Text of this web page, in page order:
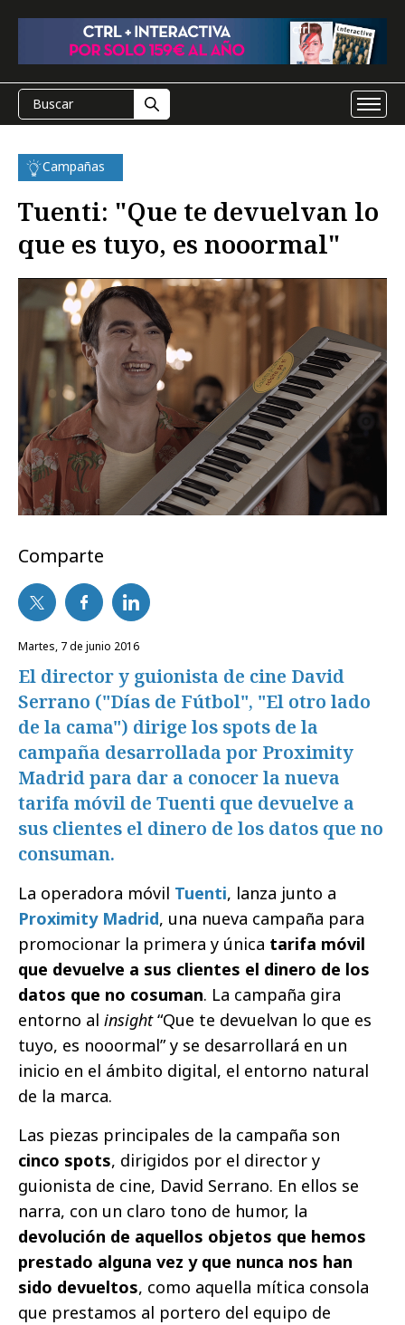
Campañas
Tuenti: "Que te devuelvan lo
que es tuyo, es nooormal"
Comparte
martes, 7 de junio 2016
El director y guionista de cine David
Serrano ("Días de Fútbol", "El otro lado
de la cama") dirige los spots de la
campaña desarrollada por Proximity
Madrid para dar a conocer la nueva
tarifa móvil de Tuenti que devuelve a
sus clientes el dinero de los datos que no
consuman.
La operadora móvil Tuenti, lanza junto a
Proximity Madrid, una nueva campaña para
promocionar la primera y única tarifa móvil
que devuelve a sus clientes el dinero de los
datos que no cosuman. La campaña gira
entorno al insight“Que te devuelvan lo que es
tuyo, es nooormal” y se desarrollará en un
inicio en el ámbito digital, el entorno natural
de la marca.
Las piezas principales de la campaña son
cinco spots, dirigidos por el director y
guionista de cine, David Serrano. En ellos se
narra, con un claro tono de humor, la
devolución de aquellos objetos que hemos
prestado alguna vez y que nunca nos han
sido devueltos, como aquella mítica consola
que prestamos al portero del equipo de